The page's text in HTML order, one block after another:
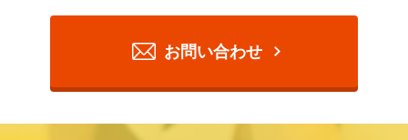
お問い合わせ